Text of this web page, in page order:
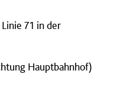
71 in der
Hauptbahnhof)